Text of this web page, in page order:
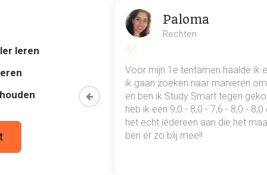
van MABA t.o.v. de BCG?
factoren je test
bij de assen van de MABA-analyse?
leren
mn
een heel
gewoon
Paloma
Rechten
Voor mijn 1e tentamen haalde ik
ik gaan zoeken naar manieren
en ben ik Study Smart tegen
heb ik een 9,0 - 8,0 - 7,6 - 8,0 -
het echt íédereen aan die het
ben er zo blij mee!!